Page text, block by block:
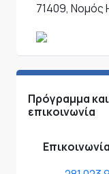
71409, Νομός
Πρόγραμμα και
επικοινωνία
Επικοινωνία